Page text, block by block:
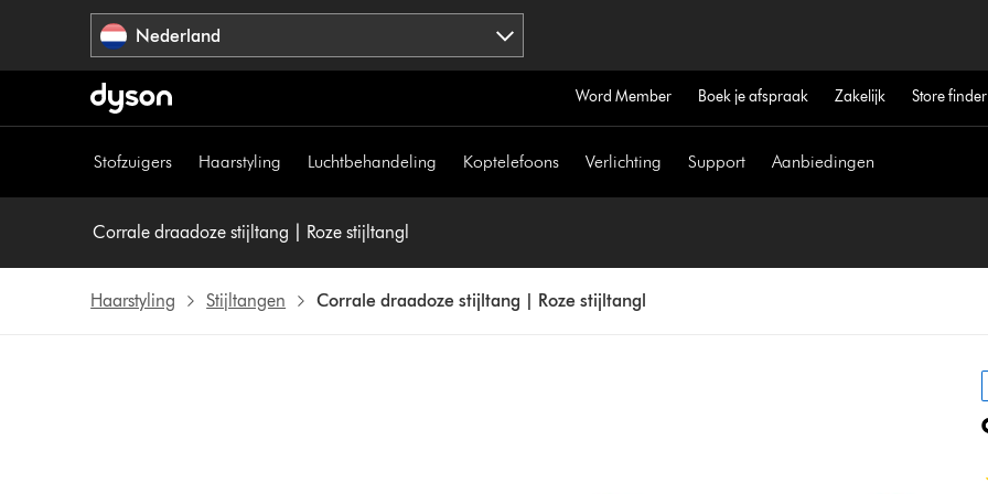
Nederland
Word Member Boek je afspraak Zakelijk Store finder
Stofzuigers Haarstyling Luchtbehandeling Koptelefoons Verlichting Support Aanbiedingen
Corrale draadoze stijltang | Roze stijltangl
Haarstyling Stijltangen Corrale draadoze stijltang | Roze stijltangl